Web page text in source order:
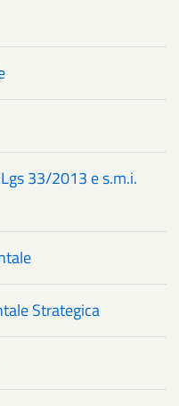
33/2013 e s.m.i.
Strategica